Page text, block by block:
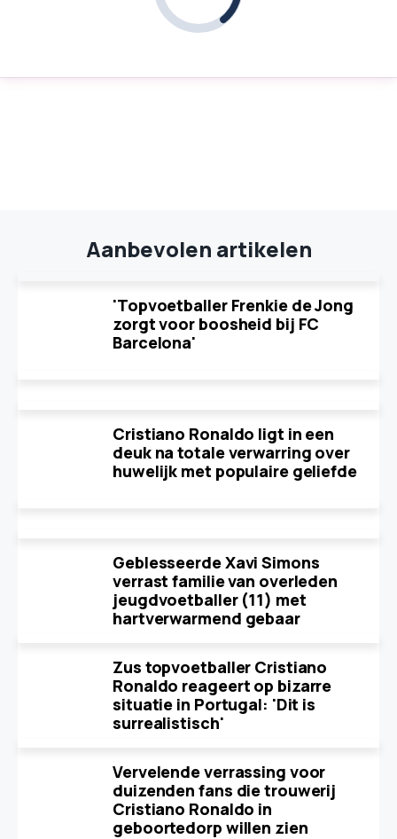
Aanbevolen artikelen
'Topvoetballer Frenkie de Jong
zorgt voor boosheid bij FC
Barcelona'
Cristiano Ronaldo ligt in een
deuk na totale verwarring over
huwelijk met populaire geliefde
Geblesseerde Xavi Simons
verrast familie van overleden
jeugdvoetballer (11) met
hartverwarmend gebaar
Zus topvoetballer Cristiano
Ronaldo reageert op bizarre
situatie in Portugal: 'Dit is
surrealistisch'
Vervelende verrassing voor
duizenden fans die trouwerij
Cristiano Ronaldo in
geboortedorp willen zien